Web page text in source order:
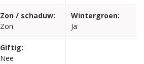
Zon / schaduw:
Zon
Wintergroen:
Ja
Giftig:
Nee